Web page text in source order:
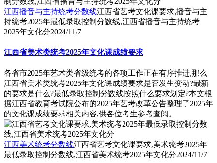
江西播音与主持统考分数线江西省艺考文化课要求,播音与主
持统考2025年最低录取控制分数线,江西省播音与主持统考
2025年文化分2024/11/7
江西省美术类统考2025年文化课成绩要求
各省市2025年艺术类省级统考的各项工作正在有序推进,那么
江西省美术类统考2025年文化课成绩要求是否发生变动?最新
的要求是什么?最低录取控制分数线按照什么要求划定?本文根
据江西省教育考试院公布的2025年艺考改革公告整理了2025年
的文化课成绩要求相关内容,供各位考生参考查阅。
江西美术统考分数线江西省艺考文化课要求,美术统考2025年
最低录取控制分数线,江西省美术统考2025年文化分2024/11/7